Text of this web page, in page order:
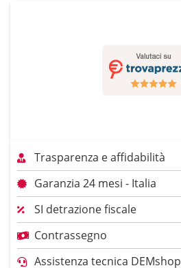
Trasparenza e affidabilità
Garanzia 24 mesi - Italia
SI detrazione fiscale
Contrassegno
Assistenza tecnica DEMshop